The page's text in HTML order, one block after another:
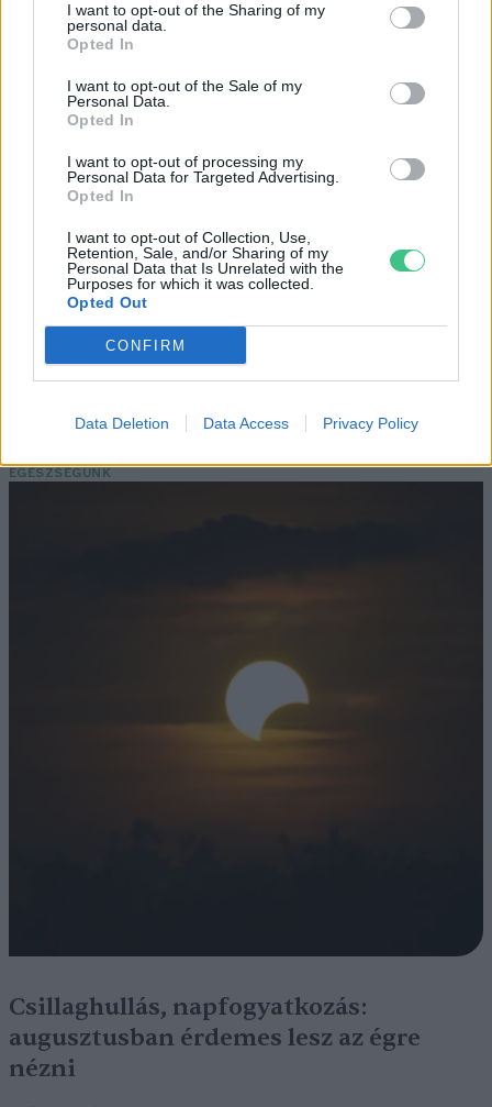
I want to opt-out of the Sharing of my
personal data.
Opted In
I want to opt-out of the Sale of my
Personal Data.
Opted In
I want to opt-out of processing my
Personal Data for Targeted Advertising.
Opted In
I want to opt-out of Collection, Use,
Retention, Sale, and/or Sharing of my
Personal Data that Is Unrelated with the
Purposes for which it was collected.
Opted Out
CONFIRM
Data Deletion Data Access Privacy Policy
Még Paks kiesését is áthidalhatná a
megfelelő energiatárolás
ENERGIA
Minden évszázadra jutott egy
„szuperaszály”, az idei év mégis más
mit tehetünk ellene?
EGÉSZSÉGÜNK
Csillaghullás, napfogyatkozás:
augusztusban érdemes lesz az égre
nézni